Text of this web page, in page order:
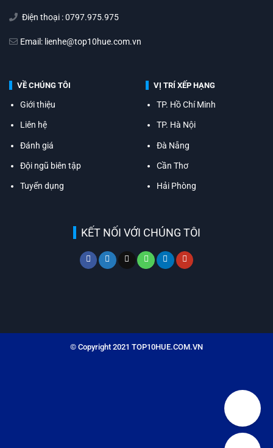
Điện thoại : 0797.975.975
Email: lienhe@top10hue.com.vn
VỀ CHÚNG TÔI
Giới thiệu
Liên hệ
Đánh giá
Đội ngũ biên tập
Tuyển dụng
VỊ TRÍ XẾP HẠNG
TP. Hồ Chí Minh
TP. Hà Nội
Đà Nẵng
Cần Thơ
Hải Phòng
KẾT NỐI VỚI CHÚNG TÔI
© Copyright 2021 TOP10HUE.COM.VN